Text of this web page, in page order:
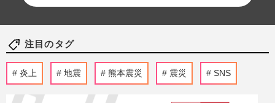
注目のタグ
炎上 地震 熊本震災 震災 SNS